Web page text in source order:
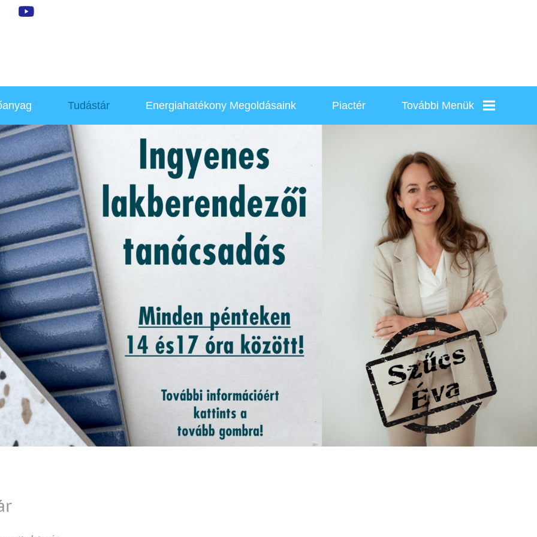
Tudástár
Hírek, Újdonságok
Otthonfelújítás
Környezettudatosság
Akció
Gépészet
Fürdőszoba
Inspirációk
Energiahatékony Megoldásaink
Klíma Telepítők
Piactér További Menük
Kapcsolat
Karrier
Szolgáltatások
Letöltések
Pályázatok
Galéria